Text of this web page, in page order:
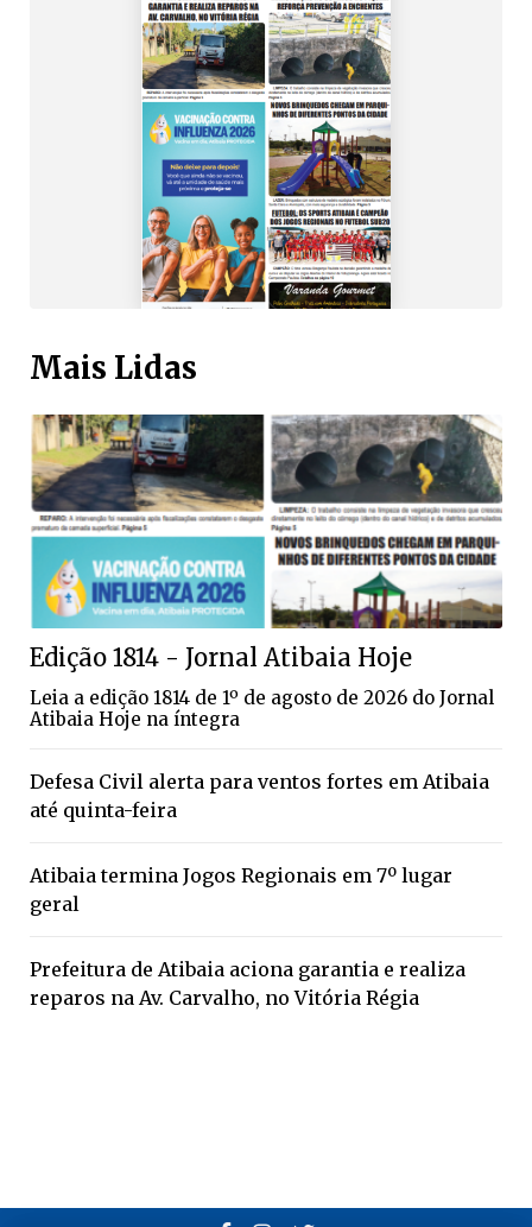
Mais Lidas
Edição 1814 - Jornal Atibaia Hoje
Leia a edição 1814 de 1º de agosto de 2026 do Jornal
Atibaia Hoje na íntegra
Defesa Civil alerta para ventos fortes em Atibaia
até quinta-feira
Atibaia termina Jogos Regionais em 7º lugar
geral
Prefeitura de Atibaia aciona garantia e realiza
reparos na Av. Carvalho, no Vitória Régia